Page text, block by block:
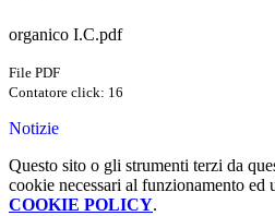
organico I.C.pdf
File PDF
Contatore click: 16
Notizie
Questo sito o gli strumenti terzi da
cookie necessari al funzionamento
COOKIE POLICY.